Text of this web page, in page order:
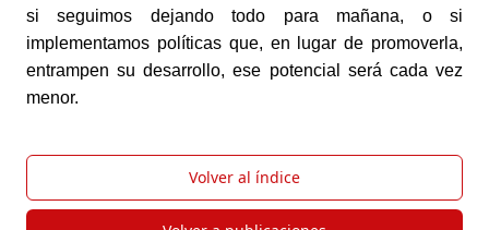
si seguimos dejando todo para mañana, o si
implementamos políticas que, en lugar de promoverla,
entrampen su desarrollo, ese potencial será cada vez
menor.
Volver al índice